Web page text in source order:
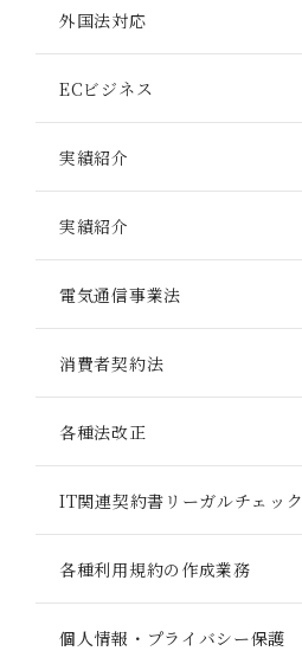
外国法対応
ECビジネス
実績紹介
実績紹介
電気通信事業法
消費者契約法
各種法改正
IT関連契約書リーガルチェック
各種利用規約の作成業務
個人情報・プライバシー保護